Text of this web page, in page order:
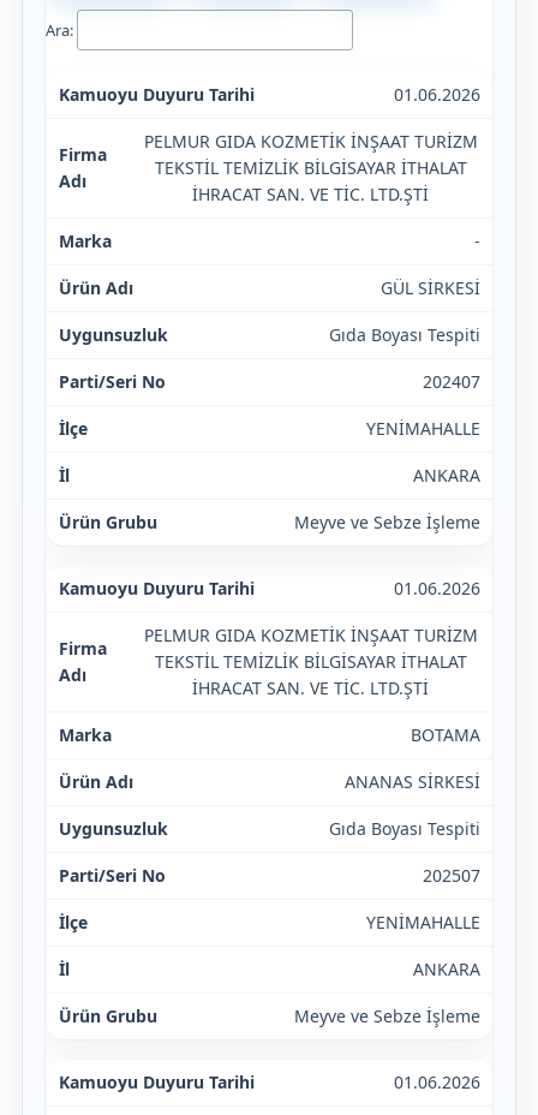
Ara:
01.06.2026
PELMUR GIDA KOZMETİK İNŞAAT TURİZM
TEKSTİL TEMİZLİK BİLGİSAYAR İTHALAT
İHRACAT SAN. VE TİC. LTD.ŞTİ
-
GÜL SİRKESİ
Gıda Boyası Tespiti
202407
YENİMAHALLE
ANKARA
Meyve ve Sebze İşleme
01.06.2026
PELMUR GIDA KOZMETİK İNŞAAT TURİZM
TEKSTİL TEMİZLİK BİLGİSAYAR İTHALAT
İHRACAT SAN. VE TİC. LTD.ŞTİ
BOTAMA
ANANAS SİRKESİ
Gıda Boyası Tespiti
202507
YENİMAHALLE
ANKARA
Meyve ve Sebze İşleme
01.06.2026